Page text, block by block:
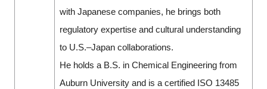
with Japanese companies, he brings both
regulatory expertise and cultural understanding
to U.S.–Japan collaborations.
He holds a B.S. in Chemical Engineering from
Auburn University and is a certified ISO 13485